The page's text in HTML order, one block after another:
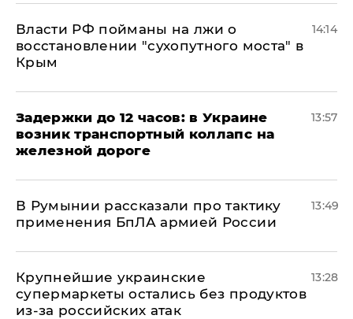
Власти РФ пойманы на лжи о
восстановлении "сухопутного моста" в
Крым
14:14
Задержки до 12 часов: в Украине
возник транспортный коллапс на
железной дороге
13:57
В Румынии рассказали про тактику
применения БпЛА армией России
13:49
Крупнейшие украинские
супермаркеты остались без продуктов
из-за российских атак
13:28